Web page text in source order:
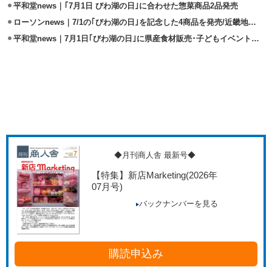
平和堂news｜｢7月1日 びわ湖の日｣に合わせた惣菜商品2品発売
ローソンnews｜7/1の｢びわ湖の日｣を記念した4商品を発売/近畿地区限定
平和堂news｜7月1日｢びわ湖の日｣に県産食材販売･子どもイベント開催
◆月刊商人舎 最新号◆
【特集】新店Marketing(2026年
07月号)
バックナンバーを見る
購読申込み